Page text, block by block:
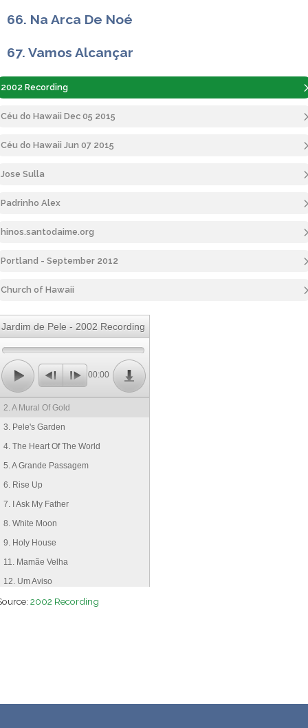
66. Na Arca De Noé
67. Vamos Alcançar
2002 Recording
Céu do Hawaii Dec 05 2015
Céu do Hawaii Jun 07 2015
Jose Sulla
Padrinho Alex
hinos.santodaime.org
Portland - September 2012
Church of Hawaii
Jardim de Pele - 2002 Recording
00:00
2. A Mural Of Gold
3. Pele's Garden
4. The Heart Of The World
5. A Grande Passagem
6. Rise Up
7. I Ask My Father
8. White Moon
9. Holy House
11. Mamãe Velha
12. Um Aviso
13. Holy Mary2002 Recording